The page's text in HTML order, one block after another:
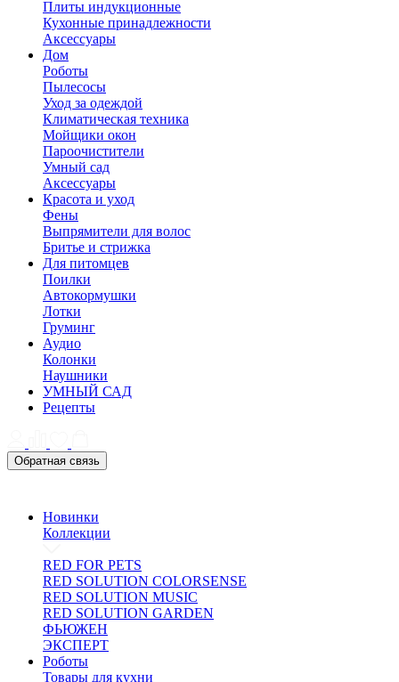
Плиты индукционные
Кухонные принадлежности
Аксессуары
Дом
Роботы
Пылесосы
Уход за одеждой
Климатическая техника
Мойщики окон
Пароочистители
Умный сад
Аксессуары
Красота и уход
Фены
Выпрямители для волос
Бритье и стрижка
Для питомцев
Поилки
Автокормушки
Лотки
Груминг
Аудио
Колонки
Наушники
УМНЫЙ САД
Рецепты
Обратная связь
Новинки
Коллекции
RED FOR PETS
RED SOLUTION COLORSENSE
RED SOLUTION MUSIC
RED SOLUTION GARDEN
ФЬЮЖЕН
ЭКСПЕРТ
Роботы
Товары для кухни